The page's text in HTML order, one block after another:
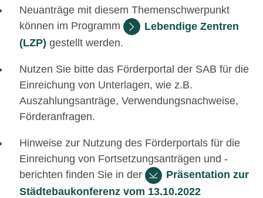
Neuanträge mit diesem Themenschwerpunkt
können im Programm
Lebendige Zentren
(LZP) gestellt werden.
Nutzen Sie bitte das Förderportal der SAB für die
Einreichung von Unterlagen, wie z.B.
Auszahlungsanträge, Verwendungsnachweise,
Förderanfragen.
Hinweise zur Nutzung des Förderportals für die
Einreichung von Fortsetzungsanträgen und -
berichten finden Sie in der
Präsentation zur
Städtebaukonferenz vom 13.10.2022